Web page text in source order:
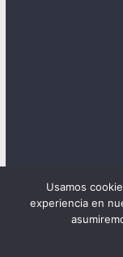
Tema:ColorMag
Usamos
experiencia en